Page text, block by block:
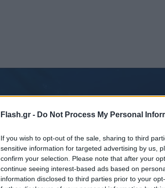
Flash.gr - Do Not Process My Personal
If you wish to opt-out of the sale, sharing to third
sensitive information for targeted advertising by us,
confirm your selection. Please note that after your
continue seeing interest-based ads based on
information disclosed to third parties prior to your